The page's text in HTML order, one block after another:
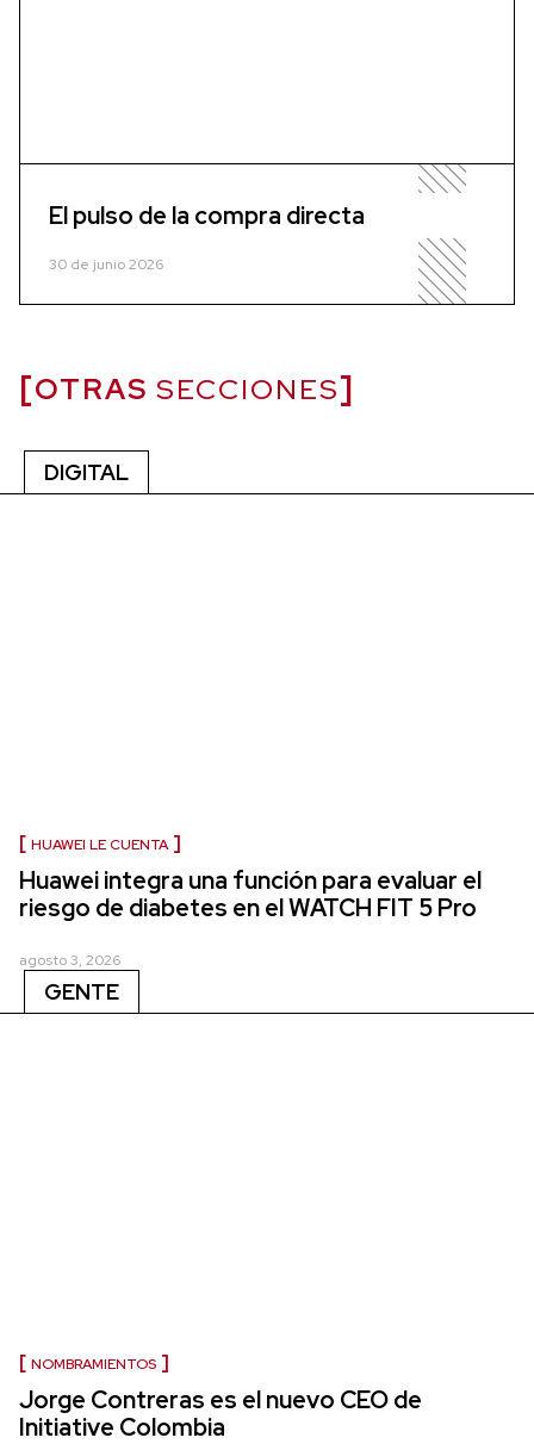
El pulso de la compra directa
30 de junio 2026
OTRAS SECCIONES
DIGITAL
HUAWEI LE CUENTA
Huawei integra una función para evaluar el
riesgo de diabetes en el WATCH FIT 5 Pro
agosto 3, 2026
GENTE
NOMBRAMIENTOS
Jorge Contreras es el nuevo CEO de
Initiative Colombia